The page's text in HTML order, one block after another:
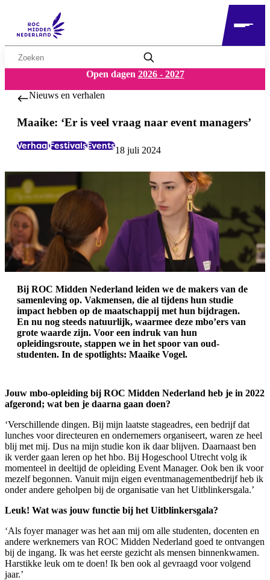
Zoekwoord
Open dagen 2026 - 2027
Nieuws en verhalen
Maaike: ‘Er is veel vraag naar event managers’
VerhaalFestivalsEvents18 juli 2024
Bij ROC Midden Nederland leiden we de makers van de
samenleving op. Vakmensen, die al tijdens hun studie
impact hebben op de maatschappij met hun bijdragen.
En nu nog steeds natuurlijk, waarmee deze mbo’ers van
grote waarde zijn. Voor een indruk van hun
opleidingsroute, stappen we in het spoor van oud-
studenten. In de spotlights: Maaike Vogel.
Jouw mbo-opleiding bij ROC Midden Nederland heb je in 2022
afgerond; wat ben je daarna gaan doen?
‘Verschillende dingen. Bij mijn laatste stageadres, een bedrijf dat
lunches voor directeuren en ondernemers organiseert, waren ze heel
blij met mij. Dus na mijn studie kon ik daar blijven. Daarnaast ben
ik verder gaan leren op het hbo. Bij Hogeschool Utrecht volg ik
momenteel in deeltijd de opleiding Event Manager. Ook ben ik voor
mezelf begonnen. Vanuit mijn eigen eventmanagementbedrijf heb ik
onder andere geholpen bij de organisatie van het Uitblinkersgala.’
Leuk! Wat was jouw functie bij het Uitblinkersgala?
‘Als foyer manager was het aan mij om alle studenten, docenten en
andere werknemers van ROC Midden Nederland goed te ontvangen
bij de ingang. Ik was het eerste gezicht als mensen binnenkwamen.
Harstikke leuk om te doen! Ik ben ook al gevraagd voor volgend
jaar.’